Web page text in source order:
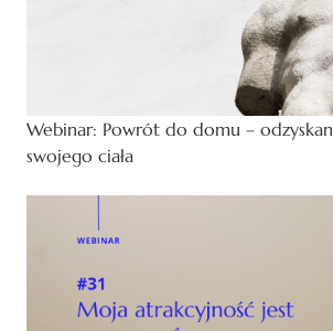
Webinar: Powrót do domu –
swojego ciała